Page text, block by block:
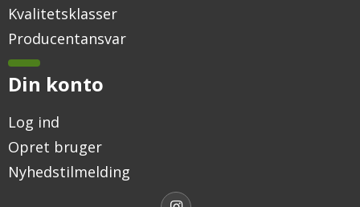
Kvalitetsklasser
Producentansvar
Din konto
Log ind
Opret bruger
Nyhedstilmelding